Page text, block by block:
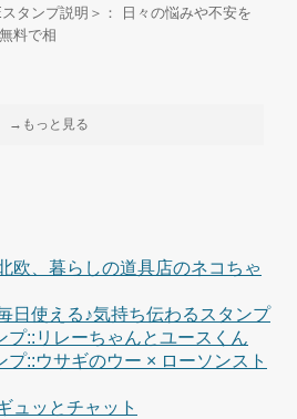
スタンプ説明＞： 日々の悩みや不安を
料で相
→もっと見る
欧、暮らしの道具店のネコちゃ
日使える♪気持ち伝わるスタンプ
プ::リレーちゃんとユースくん
プ::ウサギのウー × ローソンスト
ュッとチャット